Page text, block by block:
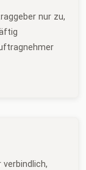
nur zu,